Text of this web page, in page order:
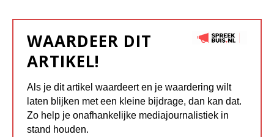
WAARDEER DIT
ARTIKEL!
Als je dit artikel waardeert en je waardering wilt
laten blijken met een kleine bijdrage, dan kan dat.
Zo help je onafhankelijke mediajournalistiek in
stand houden.